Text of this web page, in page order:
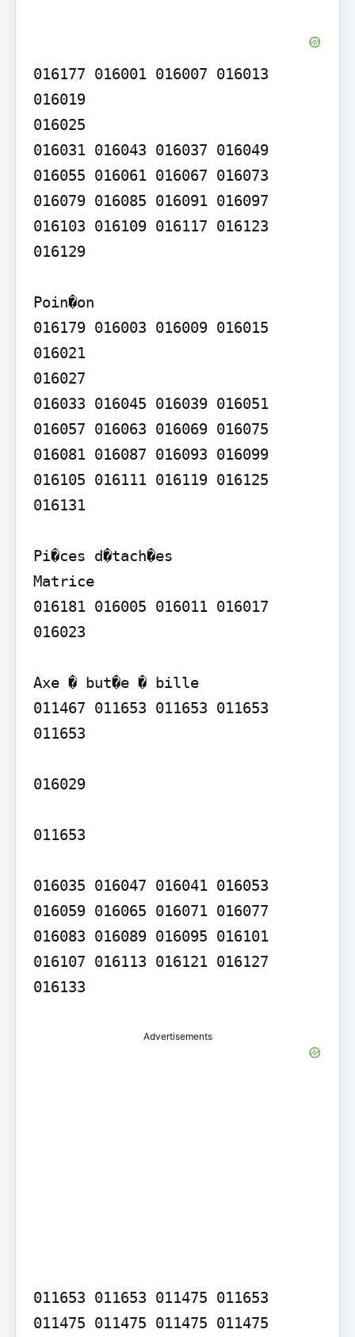
016177 016001 016007 016013
016019
016025
016031 016043 016037 016049
016055 016061 016067 016073
016079 016085 016091 016097
016103 016109 016117 016123
016129
Poin�on
016179 016003 016009 016015
016021
016027
016033 016045 016039 016051
016057 016063 016069 016075
016081 016087 016093 016099
016105 016111 016119 016125
016131
Pi�ces d�tach�es
Matrice
016181 016005 016011 016017
016023
Axe � but�e � bille
011467 011653 011653 011653
011653
016029
011653
016035 016047 016041 016053
016059 016065 016071 016077
016083 016089 016095 016101
016107 016113 016121 016127
016133
Advertisements
011653 011653 011475 011653
011475 011475 011475 011475